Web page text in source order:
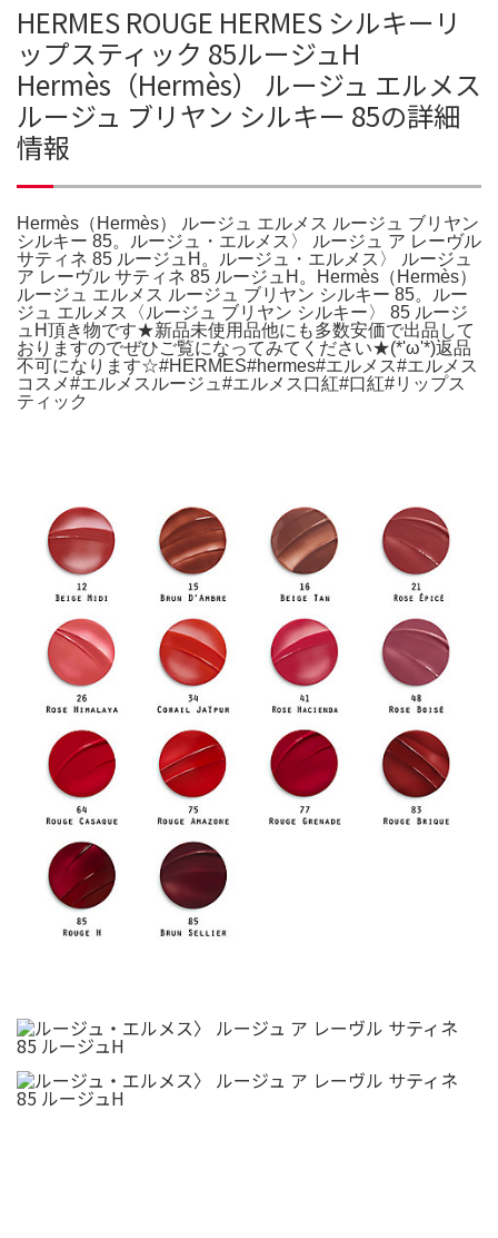
HERMES ROUGE HERMES シルキーリ
ップスティック 85ルージュH
Hermès（Hermès） ルージュ エルメス
ルージュ ブリヤン シルキー 85の詳細
情報
Hermès（Hermès） ルージュ エルメス ルージュ ブリヤン
シルキー 85。ルージュ・エルメス〉 ルージュ ア レーヴル
サティネ 85 ルージュH。ルージュ・エルメス〉 ルージュ
ア レーヴル サティネ 85 ルージュH。Hermès（Hermès）
ルージュ エルメス ルージュ ブリヤン シルキー 85。ルー
ジュ エルメス〈ルージュ ブリヤン シルキー〉 85 ルージ
ュH頂き物です★新品未使用品他にも多数安価で出品して
おりますのでぜひご覧になってみてください★(*'ω'*)返品
不可になります☆#HERMES#hermes#エルメス#エルメス
コスメ#エルメスルージュ#エルメス口紅#口紅#リップス
ティック